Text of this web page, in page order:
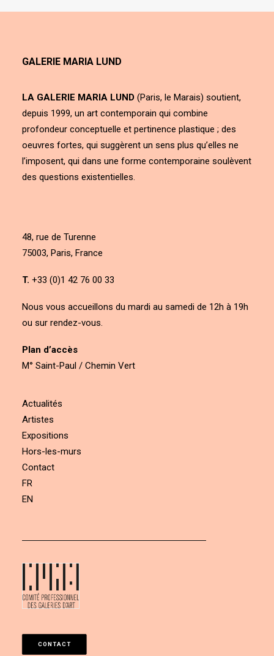
GALERIE MARIA LUND
LA GALERIE MARIA LUND (Paris, le Marais) soutient,
depuis 1999, un art contemporain qui combine
profondeur conceptuelle et pertinence plastique ; des
oeuvres fortes, qui suggèrent un sens plus qu’elles ne
l’imposent, qui dans une forme contemporaine soulèvent
des questions existentielles.
48, rue de Turenne
75003, Paris, France
T. +33 (0)1 42 76 00 33
Nous vous accueillons du mardi au samedi de 12h à 19h
ou sur rendez-vous.
Plan d’accès
M° Saint-Paul / Chemin Vert
Actualités
Artistes
Expositions
Hors-les-murs
Contact
FR
EN
CONTACT